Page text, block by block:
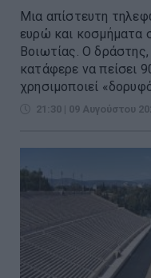
Μια απίστευτη
ευρώ και κοσμήματα
Βοιωτίας. Ο
κατάφερε να πείσει
χρησιμοποιεί
21:30 | 09 Αυγούστου